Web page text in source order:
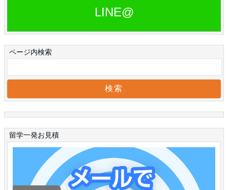
LINE@
ページ内検索
留学一発お見積